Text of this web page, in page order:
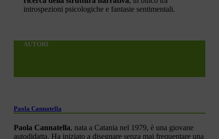
introspezioni psicologiche e fantasie sentimentali.
AUTORI
Paola Cannatella
Paola Cannatella, nata a Catania nel 1979, è una giovane
autodidatta. Ha iniziato a disegnare senza mai frequentare una